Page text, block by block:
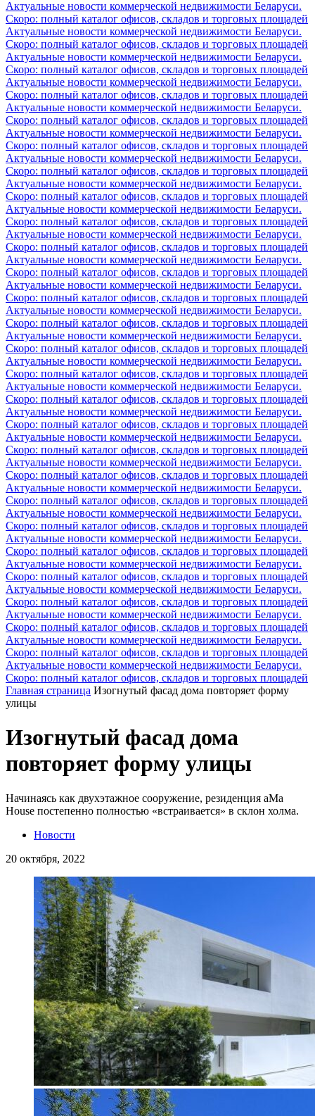
Актуальные новости коммерческой недвижимости Беларуси.
Скоро: полный каталог офисов, складов и торговых площадей
Актуальные новости коммерческой недвижимости Беларуси.
Скоро: полный каталог офисов, складов и торговых площадей
Актуальные новости коммерческой недвижимости Беларуси.
Скоро: полный каталог офисов, складов и торговых площадей
Актуальные новости коммерческой недвижимости Беларуси.
Скоро: полный каталог офисов, складов и торговых площадей
Актуальные новости коммерческой недвижимости Беларуси.
Скоро: полный каталог офисов, складов и торговых площадей
Актуальные новости коммерческой недвижимости Беларуси.
Скоро: полный каталог офисов, складов и торговых площадей
Актуальные новости коммерческой недвижимости Беларуси.
Скоро: полный каталог офисов, складов и торговых площадей
Актуальные новости коммерческой недвижимости Беларуси.
Скоро: полный каталог офисов, складов и торговых площадей
Актуальные новости коммерческой недвижимости Беларуси.
Скоро: полный каталог офисов, складов и торговых площадей
Актуальные новости коммерческой недвижимости Беларуси.
Скоро: полный каталог офисов, складов и торговых площадей
Актуальные новости коммерческой недвижимости Беларуси.
Скоро: полный каталог офисов, складов и торговых площадей
Актуальные новости коммерческой недвижимости Беларуси.
Скоро: полный каталог офисов, складов и торговых площадей
Актуальные новости коммерческой недвижимости Беларуси.
Скоро: полный каталог офисов, складов и торговых площадей
Актуальные новости коммерческой недвижимости Беларуси.
Скоро: полный каталог офисов, складов и торговых площадей
Актуальные новости коммерческой недвижимости Беларуси.
Скоро: полный каталог офисов, складов и торговых площадей
Актуальные новости коммерческой недвижимости Беларуси.
Скоро: полный каталог офисов, складов и торговых площадей
Актуальные новости коммерческой недвижимости Беларуси.
Скоро: полный каталог офисов, складов и торговых площадей
Актуальные новости коммерческой недвижимости Беларуси.
Скоро: полный каталог офисов, складов и торговых площадей
Актуальные новости коммерческой недвижимости Беларуси.
Скоро: полный каталог офисов, складов и торговых площадей
Актуальные новости коммерческой недвижимости Беларуси.
Скоро: полный каталог офисов, складов и торговых площадей
Актуальные новости коммерческой недвижимости Беларуси.
Скоро: полный каталог офисов, складов и торговых площадей
Актуальные новости коммерческой недвижимости Беларуси.
Скоро: полный каталог офисов, складов и торговых площадей
Актуальные новости коммерческой недвижимости Беларуси.
Скоро: полный каталог офисов, складов и торговых площадей
Актуальные новости коммерческой недвижимости Беларуси.
Скоро: полный каталог офисов, складов и торговых площадей
Актуальные новости коммерческой недвижимости Беларуси.
Скоро: полный каталог офисов, складов и торговых площадей
Актуальные новости коммерческой недвижимости Беларуси.
Скоро: полный каталог офисов, складов и торговых площадей
Актуальные новости коммерческой недвижимости Беларуси.
Скоро: полный каталог офисов, складов и торговых площадей
Главная страница Изогнутый фасад дома повторяет форму
улицы
Изогнутый фасад дома
повторяет форму улицы
Начинаясь как двухэтажное сооружение, резиденция aMa
House постепенно полностью «встраивается» в склон холма.
Новости
20 октября, 2022